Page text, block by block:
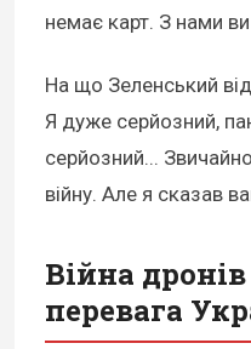
немає карт. З нами
На що Зеленський
Я дуже серйозний,
серйозний...
війну. Але я сказав
Війна
перевага